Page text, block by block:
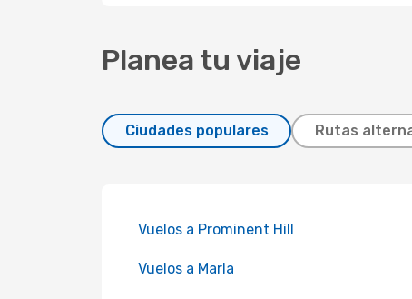
Planea tu viaje
Ciudades populares Rutas
Vuelos a Prominent Hill
Vuelos a Marla